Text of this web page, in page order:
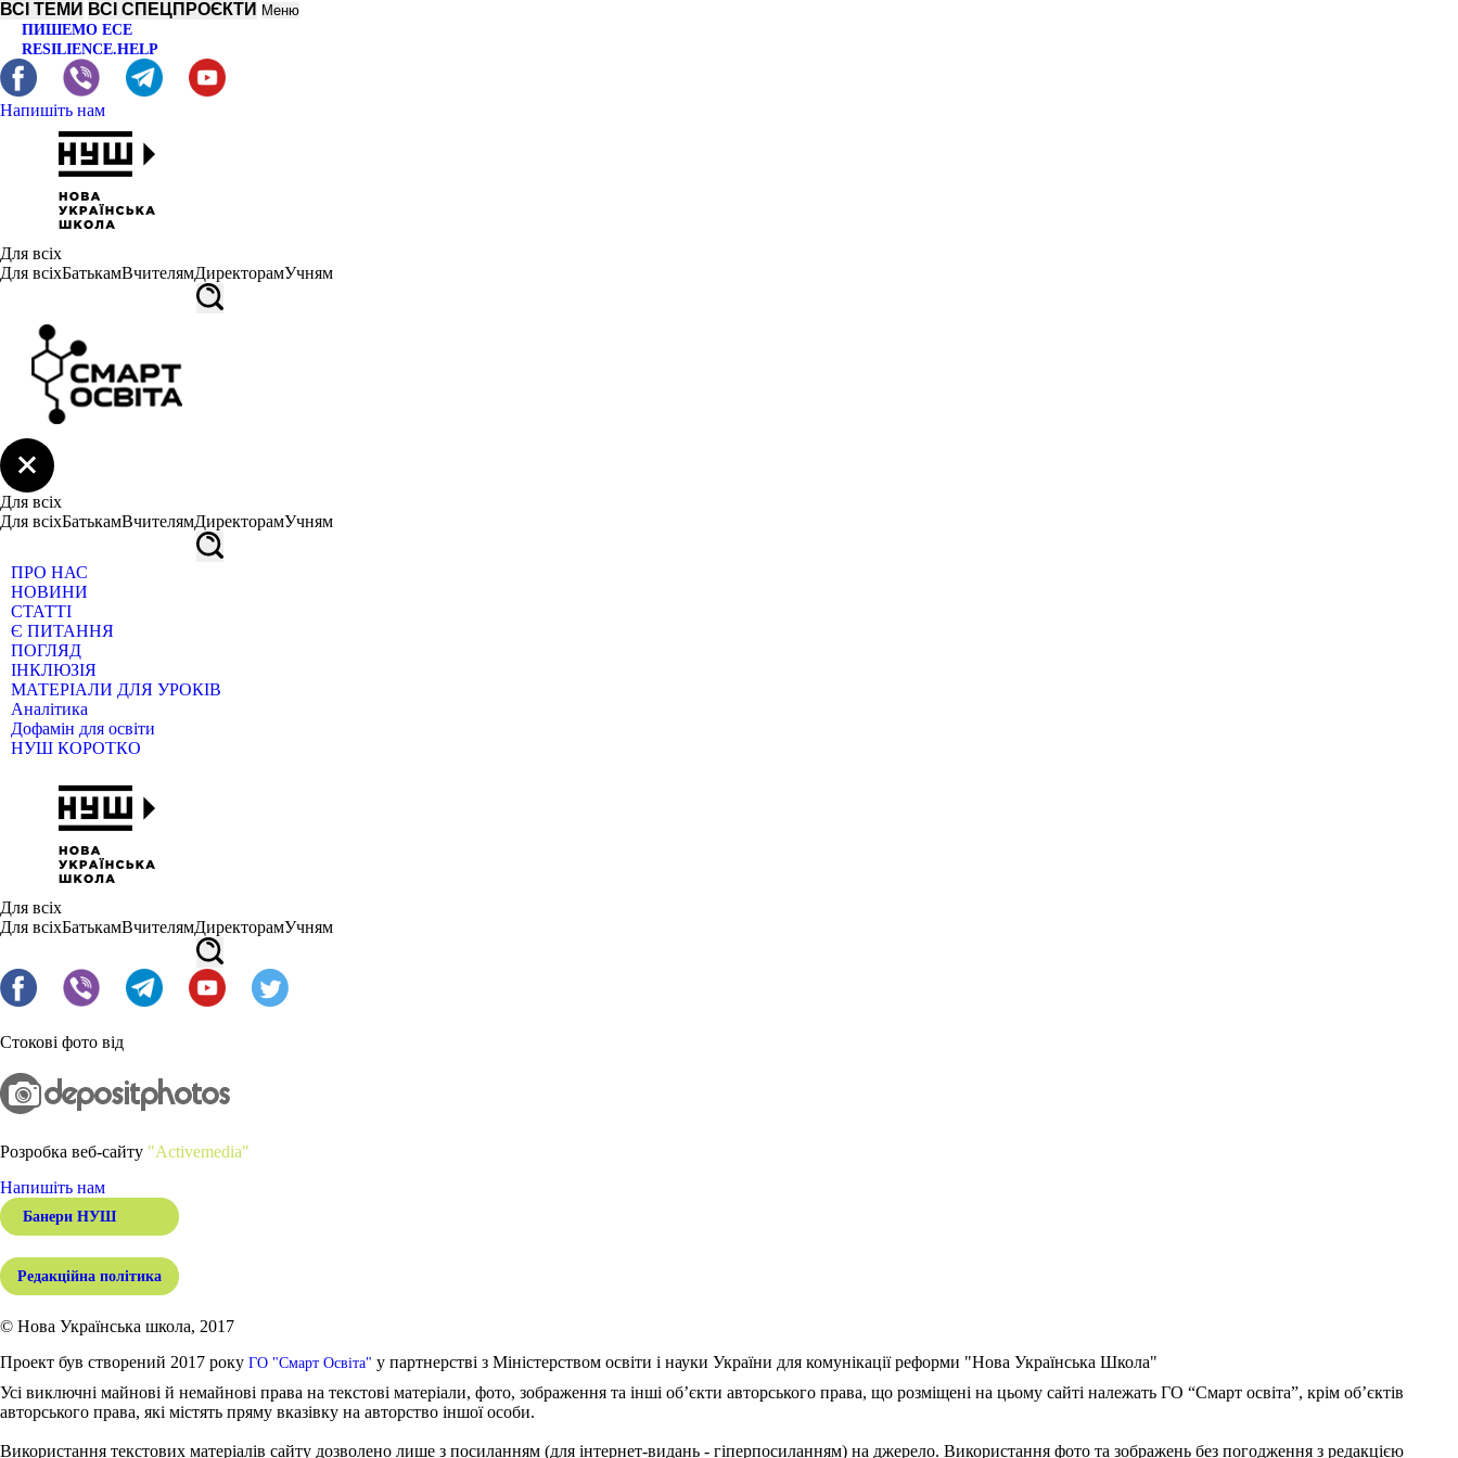
ВСІ ТЕМИ ВСІ СПЕЦПРОЄКТИ Меню
ПИШЕМО ЕСЕ
RESILIENCE.HELP
Напишіть нам
Для всіх
Для всіхБатькамВчителямДиректорамУчням
Для всіх
Для всіхБатькамВчителямДиректорамУчням
ПРО НАС
НОВИНИ
СТАТТІ
Є ПИТАННЯ
ПОГЛЯД
ІНКЛЮЗІЯ
МАТЕРІАЛИ ДЛЯ УРОКІВ
Аналітика
Дофамін для освіти
НУШ КОРОТКО
Для всіх
Для всіхБатькамВчителямДиректорамУчням
Стокові фото від
Розробка веб-сайту "Activemedia"
Напишіть нам
Банери НУШ
Редакційна політика
© Нова Українська школа, 2017
Проект був створений 2017 року ГО "Смарт Освіта" у партнерстві з Міністерством освіти і науки України для комунікації реформи "Нова Українська Школа"
Усі виключні майнові й немайнові права на текстові матеріали, фото, зображення та інші об’єкти авторського права, що розміщені на цьому сайті належать ГО “Смарт освіта”, крім об’єктів
авторського права, які містять пряму вказівку на авторство іншої особи.
Використання текстових матеріалів сайту дозволено лише з посиланням (для інтернет-видань - гіперпосиланням) на джерело. Використання фото та зображень без погодження з редакцією